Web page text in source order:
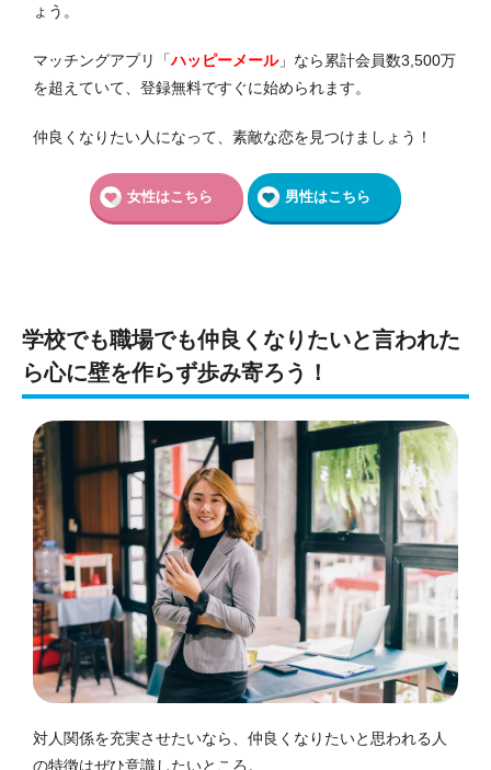
ょう。
マッチングアプリ「ハッピーメール」なら累計会員数3,500万
を超えていて、登録無料ですぐに始められます。
仲良くなりたい人になって、素敵な恋を見つけましょう！
女性はこちら 男性はこちら
学校でも職場でも仲良くなりたいと言われた
ら心に壁を作らず歩み寄ろう！
対人関係を充実させたいなら、仲良くなりたいと思われる人
の特徴はぜひ意識したいところ。